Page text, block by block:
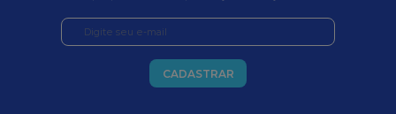
CADASTRAR